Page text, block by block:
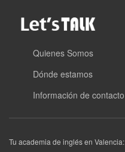
Quienes Somos
Dónde estamos
Información de contacto
Tu academia de inglés en Valencia: